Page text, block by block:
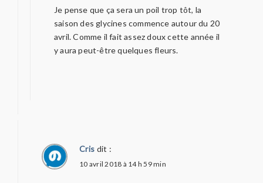
Je pense que ça sera un poil trop tôt, la
saison des glycines commence autour du 20
avril. Comme il fait assez doux cette année il
y aura peut-être quelques fleurs.
Cris dit :
10 avril 2018 à 14 h 59 min